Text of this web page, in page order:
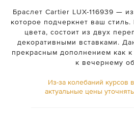
Браслет Cartier LUX-116939 —
которое подчеркнет ваш стиль.
цвета, состоит из двух
декоративными вставками.
прекрасным дополнением как
к вечернему
Из-за колебаний курсов
актуальные цены